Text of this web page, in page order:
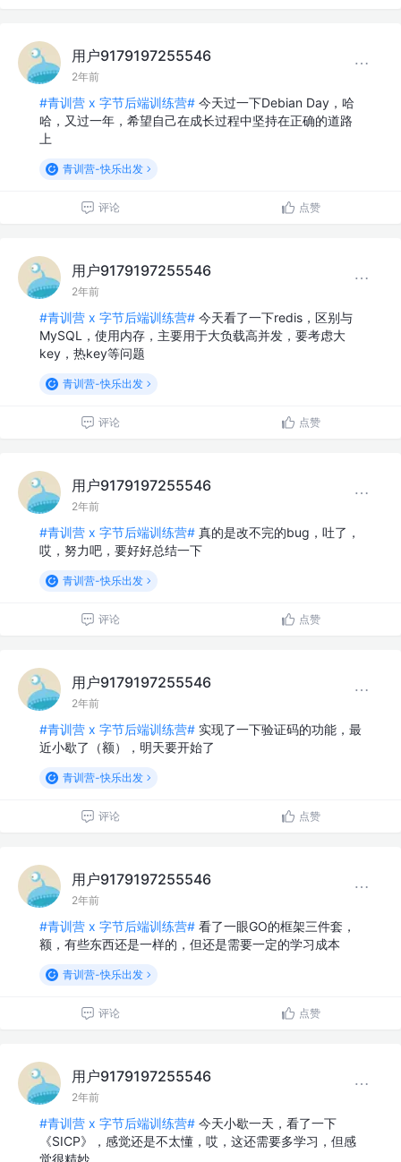
用户9179197255546
2年前
#青训营 x 字节后端训练营# 今天过一下Debian Day，哈
哈，又过一年，希望自己在成长过程中坚持在正确的道路
上
青训营-快乐出发
评论 点赞
用户9179197255546
2年前
#青训营 x 字节后端训练营# 今天看了一下redis，区别与
MySQL，使用内存，主要用于大负载高并发，要考虑大
key，热key等问题
青训营-快乐出发
评论 点赞
用户9179197255546
2年前
#青训营 x 字节后端训练营# 真的是改不完的bug，吐了，
哎，努力吧，要好好总结一下
青训营-快乐出发
评论 点赞
用户9179197255546
2年前
#青训营 x 字节后端训练营# 实现了一下验证码的功能，最
近小歇了（额），明天要开始了
青训营-快乐出发
评论 点赞
用户9179197255546
2年前
#青训营 x 字节后端训练营# 看了一眼GO的框架三件套，
额，有些东西还是一样的，但还是需要一定的学习成本
青训营-快乐出发
评论 点赞
用户9179197255546
2年前
#青训营 x 字节后端训练营# 今天小歇一天，看了一下
《SICP》，感觉还是不太懂，哎，这还需要多学习，但感